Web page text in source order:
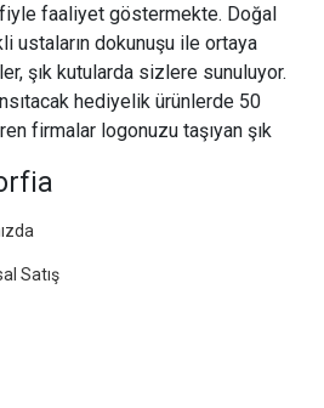
faaliyet göstermekte. Doğal
ustaların dokunuşu ile ortaya
şık kutularda sizlere sunuluyor.
hediyelik ürünlerde 50
firmalar logonuzu taşıyan şık
Satış